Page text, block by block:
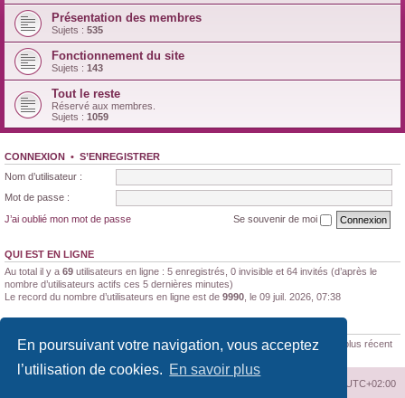
En poursuivant votre navigation, vous acceptez
l’utilisation de cookies. En savoir plus
Présentation des membres
Sujets : 535
Fonctionnement du site
Sujets : 143
Tout le reste
Réservé aux membres.
Sujets : 1059
CONNEXION • S’ENREGISTRER
Nom d’utilisateur :
Mot de passe :
J’ai oublié mon mot de passe
Se souvenir de moi
QUI EST EN LIGNE
Au total il y a 69 utilisateurs en ligne : 5 enregistrés, 0 invisible et 64 invités (d’après le
nombre d’utilisateurs actifs ces 5 dernières minutes)
Le record du nombre d’utilisateurs en ligne est de 9990 , le 09 juil. 2026, 07:38
188170 messages •11347sujets •1522membres • Le membre enregistré le plus récent
Brunaldi21
UTC+02:00